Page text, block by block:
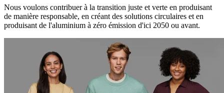
Nous voulons contribuer à la transition juste et verte en produisant
de manière responsable, en créant des solutions circulaires et en
produisant de l'aluminium à zéro émission d'ici 2050 ou avant.